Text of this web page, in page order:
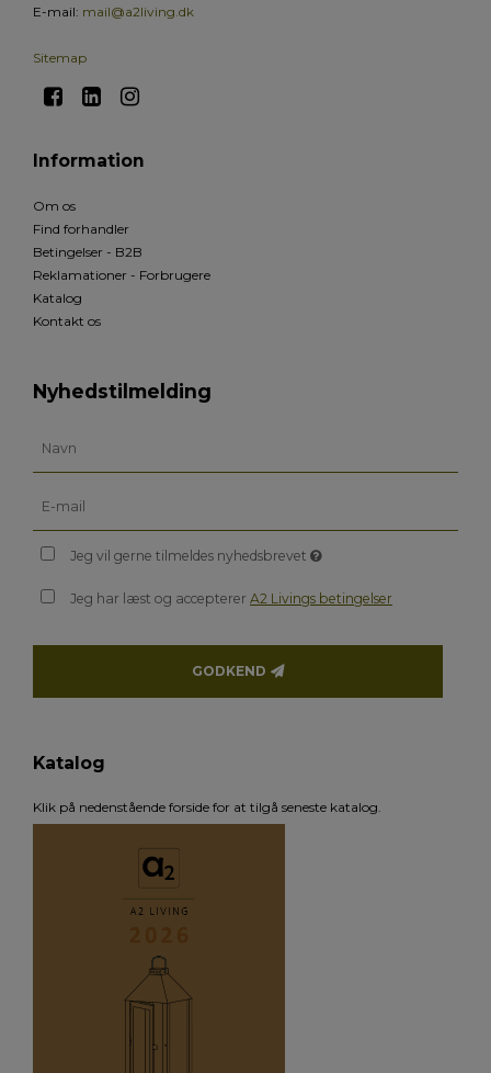
E-mail: mail@a2living.dk
Sitemap
Information
Om os
Find forhandler
Betingelser - B2B
Reklamationer - Forbrugere
Katalog
Kontakt os
Nyhedstilmelding
Jeg vil gerne tilmeldes nyhedsbrevet
Jeg har læst og acceptererA2 Livings betingelser
GODKEND
Katalog
Klik på nedenstående forside for at tilgå seneste katalog.